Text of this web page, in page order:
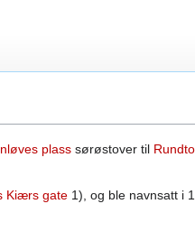
plass sørøstover til
Kiærs gate 1), og ble navnsatt i